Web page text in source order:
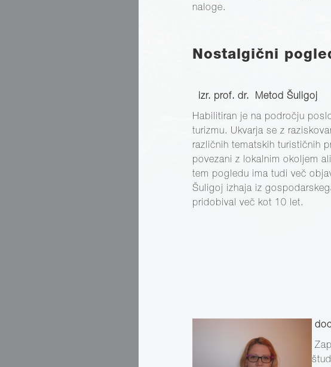
naloge.
Nostalgični
izr. prof. dr. Metod Šuligoj
Habilitiran je na področju
turizmu. Ukvarja se z
različnih tematskih turističnih
povezani z lokalnim okoljem
tem pogledu ima tudi več
Šuligoj izhaja iz
pridobival več kot 10 let.